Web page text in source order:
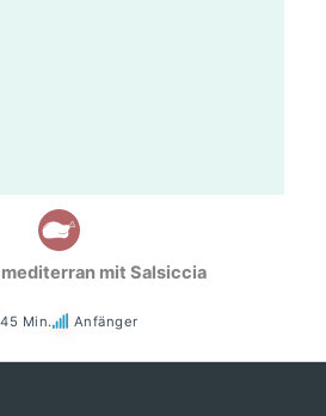
mit Salsiccia
45 Min. Anfänger